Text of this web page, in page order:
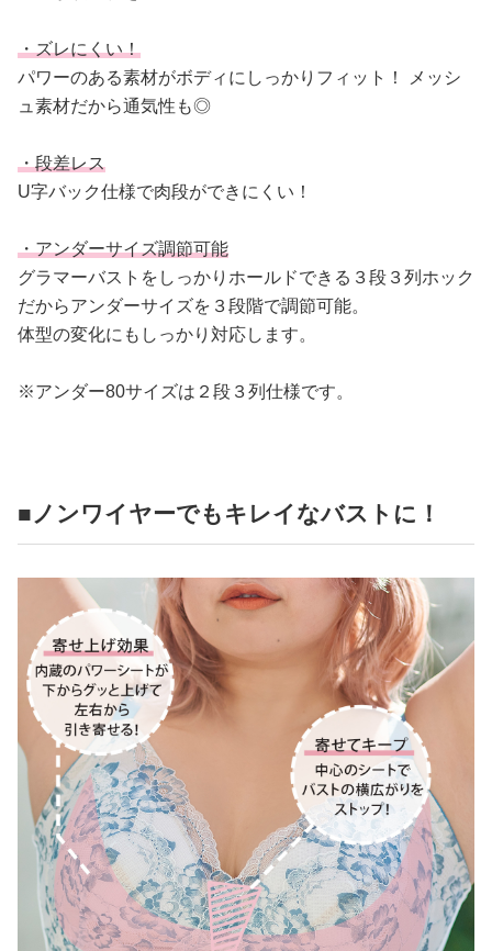
・ズレにくい！
パワーのある素材がボディにしっかりフィット！ メッシ
ュ素材だから通気性も◎
・段差レス
U字バック仕様で肉段ができにくい！
・アンダーサイズ調節可能
グラマーバストをしっかりホールドできる３段３列ホック
だからアンダーサイズを３段階で調節可能。
体型の変化にもしっかり対応します。
※アンダー80サイズは２段３列仕様です。
■ノンワイヤーでもキレイなバストに！